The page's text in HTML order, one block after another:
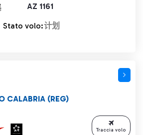
AZ 1161
Stato volo:计划
CALABRIA (REG)
Traccia volo